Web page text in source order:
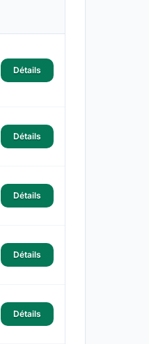
Détails
Détails
Détails
Détails
Détails